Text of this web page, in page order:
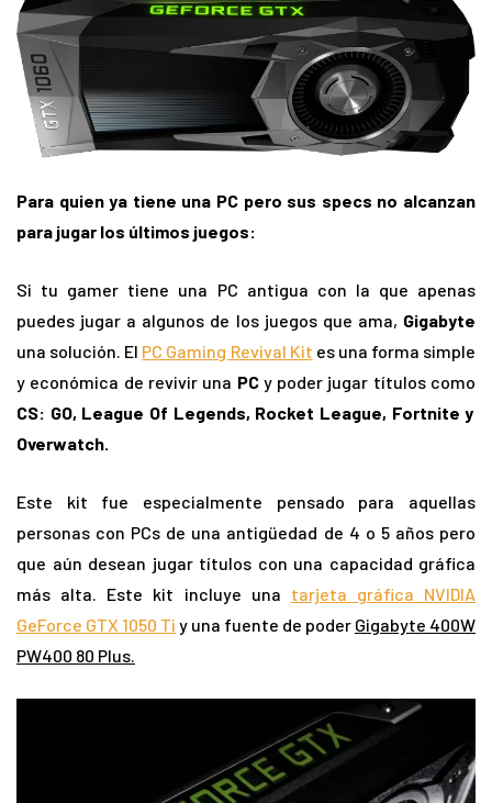
Para quien ya tiene una PC pero sus specs no alcanzan
para jugar los últimos juegos:
Si tu gamer tiene una PC antigua con la que apenas
puedes jugar a algunos de los juegos que ama, Gigabyte
una solución. El PC Gaming Revival Kit es una forma simple
y económica de revivir una PCy poder jugar títulos como
CS: GO, League Of Legends, Rocket League, Fortnite y
Overwatch.
Este kit fue especialmente pensado para aquellas
personas con PCs de una antigüedad de 4 o 5 años pero
que aún desean jugar títulos con una capacidad gráfica
más alta. Este kit incluye una tarjeta gráfica NVIDIA
GeForce GTX 1050 Ti y una fuente de poder Gigabyte 400W
PW400 80 Plus.